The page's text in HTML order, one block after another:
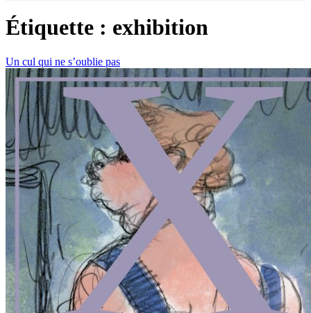
Étiquette : exhibition
Un cul qui ne s’oublie pas